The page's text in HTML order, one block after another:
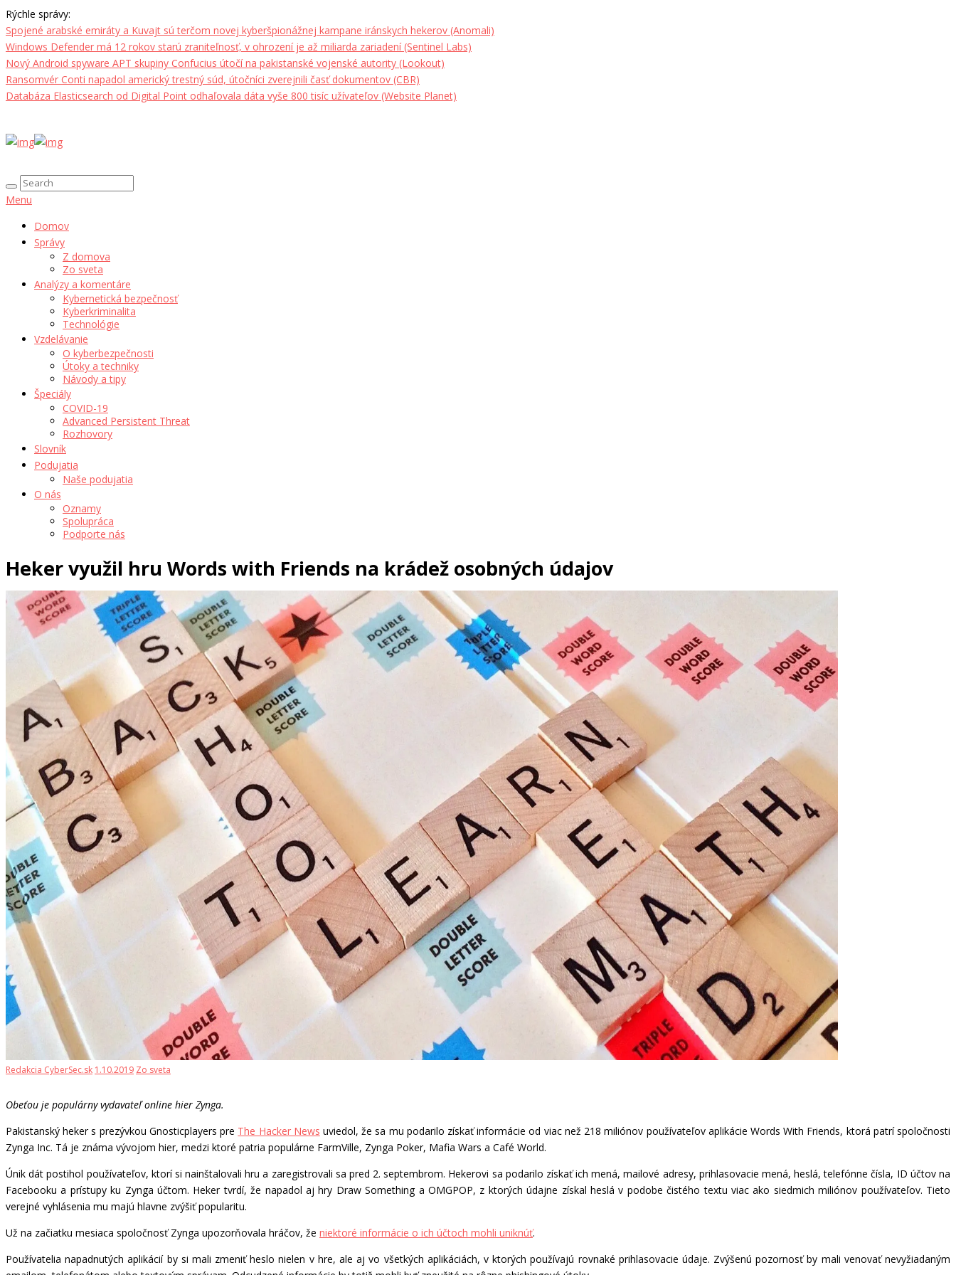
Rýchle správy:
Spojené arabské emiráty a Kuvajt sú terčom novej kyberšpionážnej kampane iránskych hekerov (Anomali)
Windows Defender má 12 rokov starú zraniteľnosť, v ohrození je až miliarda zariadení (Sentinel Labs)
Nový Android spyware APT skupiny Confucius útočí na pakistanské vojenské autority (Lookout)
Ransomvér Conti napadol americký trestný súd, útočníci zverejnili časť dokumentov (CBR)
Databáza Elasticsearch od Digital Point odhaľovala dáta vyše 800 tisíc užívateľov (Website Planet)
Menu
Domov
Správy
Z domova
Zo sveta
Analýzy a komentáre
Kybernetická bezpečnosť
Kyberkriminalita
Technológie
Vzdelávanie
O kyberbezpečnosti
Útoky a techniky
Návody a tipy
Špeciály
COVID-19
Advanced Persistent Threat
Rozhovory
Slovník
Podujatia
Naše podujatia
O nás
Oznamy
Spolupráca
Podporte nás
Heker využil hru Words with Friends na krádež osobných údajov
Redakcia CyberSec.sk 1.10.2019 Zo sveta
Obeťou je populárny vydavateľ online hier Zynga.
Pakistanský heker s prezývkou Gnosticplayers pre The Hacker News uviedol, že sa mu podarilo získať informácie od viac než 218 miliónov používateľov aplikácie Words With Friends, ktorá patrí spoločnosti
Zynga Inc. Tá je známa vývojom hier, medzi ktoré patria populárne FarmVille, Zynga Poker, Mafia Wars a Café World.
Únik dát postihol používateľov, ktorí si nainštalovali hru a zaregistrovali sa pred 2. septembrom. Hekerovi sa podarilo získať ich mená, mailové adresy, prihlasovacie mená, heslá, telefónne čísla, ID účtov na
Facebooku a prístupy ku Zynga účtom. Heker tvrdí, že napadol aj hry Draw Something a OMGPOP, z ktorých údajne získal heslá v podobe čistého textu viac ako siedmich miliónov používateľov. Tieto
verejné vyhlásenia mu majú hlavne zvýšiť popularitu.
Už na začiatku mesiaca spoločnosť Zynga upozorňovala hráčov, že niektoré informácie o ich účtoch mohli uniknúť.
Používatelia napadnutých aplikácií by si mali zmeniť heslo nielen v hre, ale aj vo všetkých aplikáciách, v ktorých používajú rovnaké prihlasovacie údaje. Zvýšenú pozornosť by mali venovať nevyžiadaným